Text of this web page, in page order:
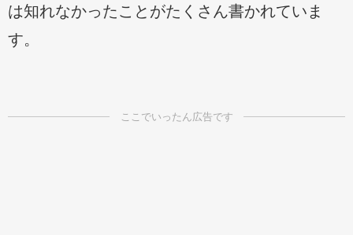
は知れなかったことがたくさん書かれていま
す。